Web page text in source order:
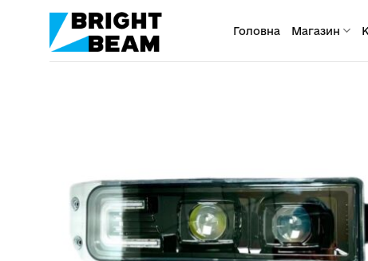
Пропустити
Головна Магазин